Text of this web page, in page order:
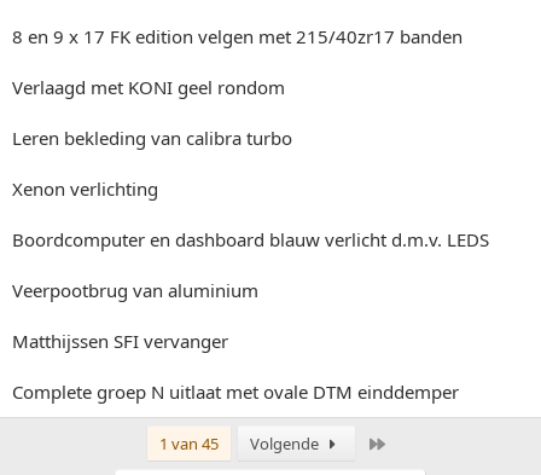
8 en 9 x 17 FK edition velgen met 215/40zr17 banden
Verlaagd met KONI geel rondom
Leren bekleding van calibra turbo
Xenon verlichting
Boordcomputer en dashboard blauw verlicht d.m.v. LEDS
Veerpootbrug van aluminium
Matthijssen SFI vervanger
Complete groep N uitlaat met ovale DTM einddemper
1 van 45 Volgende